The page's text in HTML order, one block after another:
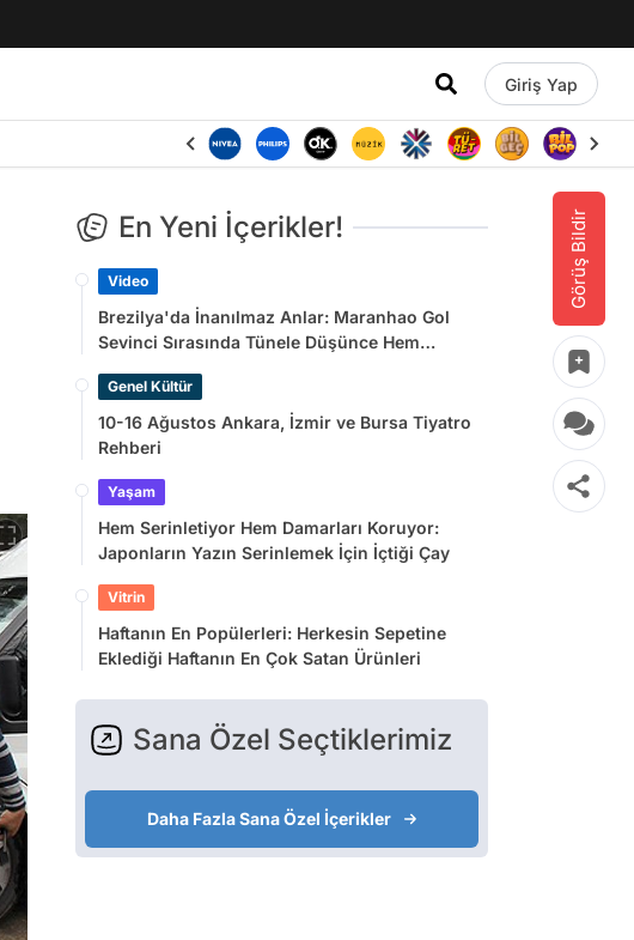
Giriş Yap
Görüş Bildir
En Yeni İçerikler!
Video
Brezilya'da İnanılmaz Anlar: Maranhao Gol
Sevinci Sırasında Tünele Düşünce Hem
Genel Kültür
10-16 Ağustos Ankara, İzmir ve Bursa Tiyatro
Rehberi
Yaşam
Hem Serinletiyor Hem Damarları Koruyor:
Japonların Yazın Serinlemek İçin İçtiği Çay
Vitrin
Haftanın En Popülerleri: Herkesin Sepetine
Eklediği Haftanın En Çok Satan Ürünleri
Sana Özel Seçtiklerimiz
Daha Fazla Sana Özel İçerikler